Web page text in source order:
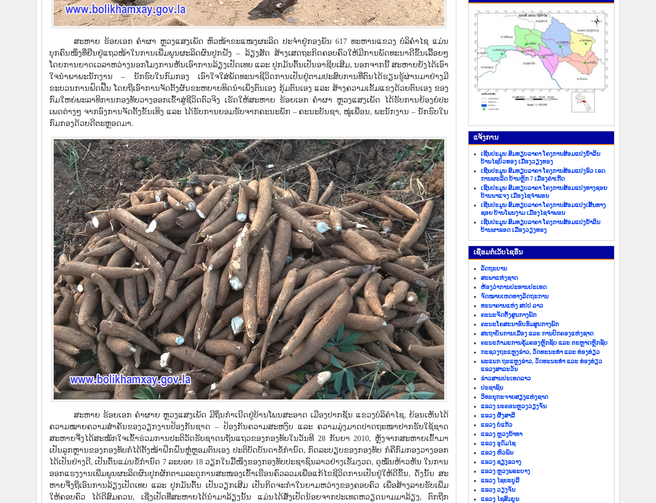
ສະຫາຍ ຮ້ອຍເອກ ຄໍາຜາ ຫຼວງແສງເພັດ ຫົວໜ້າຂະແໜງຜະລິດ ປະຈໍາຢູ່ກອງພັນ 617 ທະຫານແຂວງ ບໍລິຄໍາໄຊ ແມ່ນ
ບຸກຄົນໜຶ່ງທີ່ຢືນຢູ່ແຖວໜ້າໃນການເພີ່ມພູນຜະລິດຜົນປູກຝັງ – ລ້ຽງສັດ ສ້າງເສດຖະກິດຄອບຄົວໃຫ້ມີການພັດທະນາດີຂຶ້ນເລື້ອຍໆ
ໂດຍການຍາດເວລາຫວ່າງນອກໂມງການຫັນເອົາການລ້ຽງເປັດເທບ ແລະ ປູກມັນຕົ້ນເປັນອາຊີບເສີມ, ນອກຈາກນີ້ ສະຫາຍຍັງໄດ້ເອົາ
ໃຈນໍາພາພະນັກງານ – ນັກຮົບໃນກົມກອງ ເອົາໃຈໃສ່ພັດທະນາຊີວິດການເປັນຢູ່ຕາມປະສົບການທີ່ຕົນໄດ້ຮຽນຮູ້ຜ່ານມາຢ່າງມີ
ຂະບວນການຟົດຟື້ນ ໂດຍຖືເອົາການຈັດຕັ້ງຜັນຂະຫຍາຍທິດນຳເພິ່ງຕົນເອງ ກຸ້ມຕົນເອງ ແລະ ສ້າງຄວາມເຂັ້ມແຂງດ້ວຍຕົນເອງ ຂອງ
ກົມໃຫຍ່ພະລາທິການກອງທັບວາງອອກເຂົ້າສູ່ຊີວິດຕົວຈິງ ເຮັດໃຫ້ສະຫາຍ ຮ້ອຍເອກ ຄໍາຜາ ຫຼວງແສງເພັດ ໄດ້ຮັບການຍ້ອງຍໍປະ
ເພດຕ່າງໆ ຈາກອົງການຈັດຕັ້ງຂັ້ນເທິງ ແລະ ໄດ້ຮັບການຍອມຮັບຈາກຄະນະພັກ – ຄະນະບັນຊາ, ໝູ່ເພື່ອນ, ພະນັກງານ – ນັກຮົບໃນ
ກົມກອງດ້ວຍດີຕະຫຼອດມາ.
ສະຫາຍ ຮ້ອຍເອກ ຄໍາຜາຍ ຫຼວງແສງເພັດ ມີຖິ່ນກຳເນີດຢູ່ບ້ານໂພນສະອາດ ເມືອງປາກຊັນ ແຂວງບໍລິຄຳໄຊ, ຍ້ອນເຫັນໄດ້
ຄວາມໝາຍຄວາມສໍາຄັນຂອງວຽກງານປ້ອງກັນຊາດ – ປ້ອງກັນຄວາມສະຫງົບ ແລະ ຄວາມມຸ່ງມາດປາດຖະໜາຢາກຮັບໃຊ້ຊາດ
ສະຫາຍຈື່ງໄດ້ສະໝັກໃຈເຂົ້າຮ່ວມການປະຕິວັດຮັບຊາດນຖັນແຖວຂອງກອງທັບໃນວັນທີ 28 ກັນຍາ 2010, ຫຼັງຈາກສະຫາຍເຂົ້າມາ
ເປັນລູກຫຼານຂອງກອງທັບກໍ່ໄດ້ຕັ້ງໜ້າຝຶກຝົນຫຼໍ່ຫຼອມຕົນເອງ ປະຕິບັດບັນດາຂໍ້ກຳນົດ, ກົດລະບຽບຂອງກອງທັບ ກໍຄືກົມກອງວາງອອກ
ໄດ້ເປັນຢ່າງດີ, ເປັນຕົ້ນແມ່ນຂໍ້ກຳນົດ 7 ລະບອບ 18 ວຽກໃນມື້ໜຶ່ງຂອງກອງທັບປະຊາຊົນລາວຢ່າງເຂັ້ມງວດ, ດຸໝັ່ນຫ້າວຫັນ ໃນການ
ອອກແຮງງານເພີ່ມພູນຜະລິດຜົນປູກຜັກຕາມລະດູການສະໜອງເຂົ້າເຮືອນຄົວລວມເພື່ອແກ້ໄຂຊີວິດການເປັນຢູ່ໃຫ້ດີຂຶ້ນ, ດັ່ງນັ້ນ ສະ
ຫາຍຈື່ງຖືເອົນການລ້ຽງເປັດເທບ ແລະ ປູກມັນຕົ້ນ ເປັນວຽກເສີມ ເປັນກິດຈະກໍາໃນຍາມຫວ່າງຂອງຄອບຄົວ ເພື່ອສ້າງລາຍຮັບເພີ່ມ
ໃຫ້ຄອບຄົວ ໄດ້ດີສົມຄວນ, ເຊີ່ງເປັດທີ່ສະຫາຍໄດ້ນໍາມາລ້ຽງນັ້ນ ແມ່ນໄດ້ສັ່ງເປັດນ້ອຍຈາກປະເທດຫວຽດນາມມາລ້ຽງ, ຕົກຖືກ
ແຈ້ງ​ການ
ເຊີນປະມູນ ສົມທຽບລາຄາ ໂຄງການສ້ອມແປງນ້ຳລິນ
ບ້ານໄຊບົວທອງ ເມືອງວຽງທອງ
ເຊີນປະມູນ ສົມທຽບລາຄາ ໂຄງການສ້ອມແປງຂົວ ເຂດ
ການຜະລິດ ບ້ານຫຼັກ 7 ເມືອງຄຳເກີດ
ເຊີນປະມູນ ສົມທຽບລາຄາ ໂຄງການສ້ອມແປງທາງຊອຍ
ບ້ານນາແຈງ ເມືອງໄຊຈຳພອນ
ເຊີນປະມູນ ສົມທຽບລາຄາ ໂຄງການສ້ອມແປງເສັ້ນທາງ
ຊອຍ ບ້ານໂພນງາມ ເມືອງໄຊຈຳພອນ
ເຊີນປະມູນ ສົມທຽບລາຄາ ໂຄງການສ້ອມແປງນ້ຳລິນ
ບ້ານຜາຂອດ ເມືອງວຽງທອງ
​ເຊື່ອມ​ຕໍ່​ເວັບ​ໄຊ​ອື່ນ
ລັດ​ຖະ​ບານ
ສະພາແຫ່ງຊາດ
ຫ້ອງວ່າການປະທານປະເທດ
ຈົດໝາຍເຫດທາງລັດຖະການ
ທະນາຄານແຫ່ງ ສປປ ລາວ
ຄະນະຈັດຕັ້ງສູນກາງພັກ
ຄະນະໂຄສະນາອົບຮົມສູນກາງພັກ
ສະຖາບັນການເມືອງ ແລະ ການປົກຄອງແຫ່ງຊາດ
ຄະນະ​ກຳມະການ​ຄຸ້ມ​ຄອງ​ຫຼັກ​ຊັບ ແລະ ຕະຫຼາດຫຼັກຊັບ
ກະຊວງຖະແຫຼງຂ່າວ, ວັດທະນະທຳ ແລະ ທ່ອງທ່ຽວ
ພະແນກ ຖະແຫຼງຂ່າວ, ວັດທະນະທຳ ແລະ ທ່ອງທ່ຽວ
ແຂວງສາລະວັນ
ຂ່າວ​ສານ​ປະ​ເທດ​ລາວ
ປະ​ຊາ​ຊົນ
ວິທະຍຸກະຈາຍສຽງແຫ່ງຊາດ
ແຂວງ ນະ​ຄອນຫຼວງວຽງ​ຈັນ
ແຂວງ ຜົ້ງ​ສາ​ລີ
ແຂວງ ບໍ່​ແກ້ວ
ແຂວງ ຫຼວງນໍ້າທາ
ແຂວງ ອຸດົມໄຊ
ແຂວງ ຫົວພັນ
ແຂວງ ຊຽງຂວາງ
ແຂວງ ຫຼວງພຣະບາງ
ແຂວງ ໄຊຍະບູລີ
ແຂວງ ວຽງຈັນ
ແຂວງ ໄຊສົມບູນ